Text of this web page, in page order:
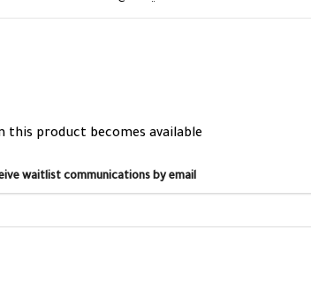
this product becomes available
waitlist communications by email